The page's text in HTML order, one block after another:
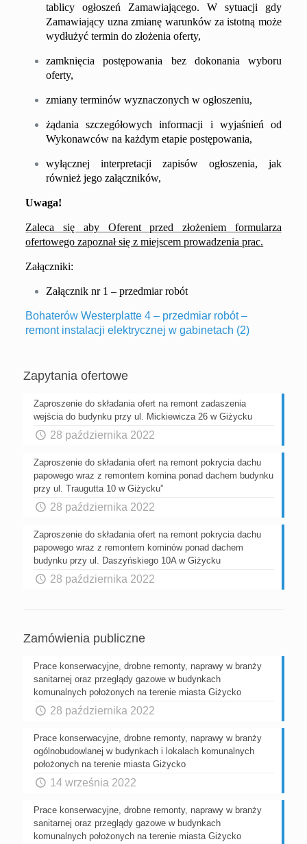
tablicy ogłoszeń Zamawiającego. W sytuacji gdy
Zamawiający uzna zmianę warunków za istotną może
wydłużyć termin do złożenia oferty,
zamknięcia postępowania bez dokonania wyboru
oferty,
zmiany terminów wyznaczonych w ogłoszeniu,
żądania szczegółowych informacji i wyjaśnień od
Wykonawców na każdym etapie postępowania,
wyłącznej interpretacji zapisów ogłoszenia, jak
również jego załączników,
Uwaga!
Zaleca się aby Oferent przed złożeniem formularza
ofertowego zapoznał się z miejscem prowadzenia prac.
Załączniki:
Załącznik nr 1 – przedmiar robót
Bohaterów Westerplatte 4 – przedmiar robót –
remont instalacji elektrycznej w gabinetach (2)
Zapytania ofertowe
Zaproszenie do składania ofert na remont zadaszenia
wejścia do budynku przy ul. Mickiewicza 26 w Giżycku
28 października 2022
Zaproszenie do składania ofert na remont pokrycia dachu
papowego wraz z remontem komina ponad dachem budynku
przy ul. Traugutta 10 w Giżycku”
28 października 2022
Zaproszenie do składania ofert na remont pokrycia dachu
papowego wraz z remontem kominów ponad dachem
budynku przy ul. Daszyńskiego 10A w Giżycku
28 października 2022
Zamówienia publiczne
Prace konserwacyjne, drobne remonty, naprawy w branży
sanitarnej oraz przeglądy gazowe w budynkach
komunalnych położonych na terenie miasta Giżycko
28 października 2022
Prace konserwacyjne, drobne remonty, naprawy w branży
ogólnobudowlanej w budynkach i lokalach komunalnych
położonych na terenie miasta Giżycko
14 września 2022
Prace konserwacyjne, drobne remonty, naprawy w branży
sanitarnej oraz przeglądy gazowe w budynkach
komunalnych położonych na terenie miasta Giżycko